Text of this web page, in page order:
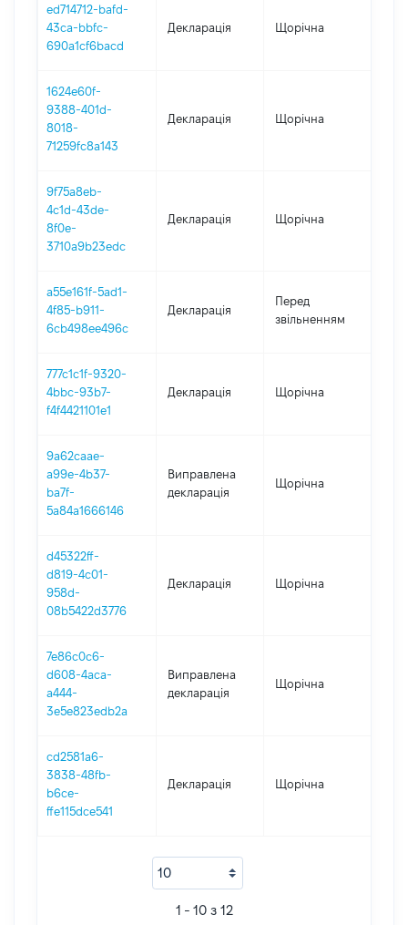
ed714712-bafd-
43ca-bbfc-
690a1cf6bacd
Декларація Щорічна
1624e60f-
9388-401d-
8018-
71259fc8a143
Декларація Щорічна
9f75a8eb-
4c1d-43de-
8f0e-
3710a9b23edc
Декларація Щорічна
a55e161f-5ad1-
4f85-b911-
6cb498ee496c
Декларація
Перед
звільненням
777c1c1f-9320-
4bbc-93b7-
f4f4421101e1
Декларація Щорічна
9a62caae-
a99e-4b37-
ba7f-
5a84a1666146
Виправлена
декларація
Щорічна
d45322ff-
d819-4c01-
958d-
08b5422d3776
Декларація Щорічна
7e86c0c6-
d608-4aca-
a444-
3e5e823edb2a
Виправлена
декларація
Щорічна
cd2581a6-
3838-48fb-
b6ce-
ffe115dce541
Декларація Щорічна
1 - 10 з 12